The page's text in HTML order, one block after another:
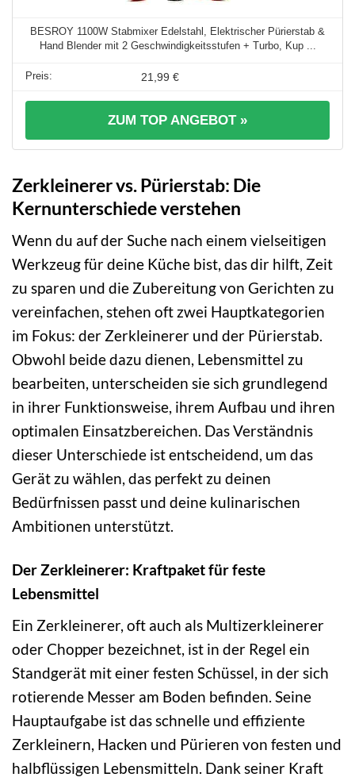
BESROY 1100W Stabmixer Edelstahl, Elektrischer Pürierstab &
Hand Blender mit 2 Geschwindigkeitsstufen + Turbo, Kup ...
21,99 €
ZUM TOP ANGEBOT »
Zerkleinerer vs. Pürierstab: Die
Kernunterschiede verstehen
Wenn du auf der Suche nach einem vielseitigen
Werkzeug für deine Küche bist, das dir hilft, Zeit
zu sparen und die Zubereitung von Gerichten zu
vereinfachen, stehen oft zwei Hauptkategorien
im Fokus: der Zerkleinerer und der Pürierstab.
Obwohl beide dazu dienen, Lebensmittel zu
bearbeiten, unterscheiden sie sich grundlegend
in ihrer Funktionsweise, ihrem Aufbau und ihren
optimalen Einsatzbereichen. Das Verständnis
dieser Unterschiede ist entscheidend, um das
Gerät zu wählen, das perfekt zu deinen
Bedürfnissen passt und deine kulinarischen
Ambitionen unterstützt.
Der Zerkleinerer: Kraftpaket für feste
Lebensmittel
Ein Zerkleinerer, oft auch als Multizerkleinerer
oder Chopper bezeichnet, ist in der Regel ein
Standgerät mit einer festen Schüssel, in der sich
rotierende Messer am Boden befinden. Seine
Hauptaufgabe ist das schnelle und effiziente
Zerkleinern, Hacken und Pürieren von festen und
halbflüssigen Lebensmitteln. Dank seiner Kraft